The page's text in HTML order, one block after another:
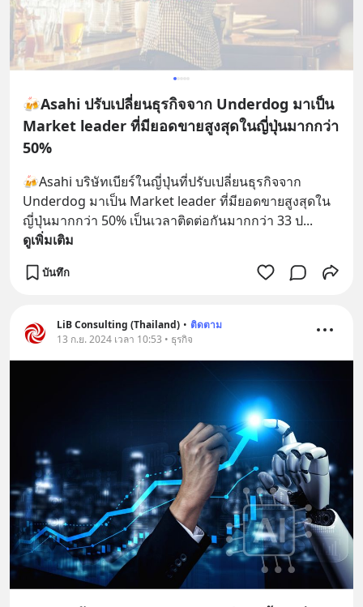
🍻Asahi ปรับเปลี่ยนธุรกิจจาก Underdog มาเป็น
Market leader ที่มียอดขายสูงสุดในญี่ปุ่นมากกว่า
50%
🍻Asahi บริษัทเบียร์ในญี่ปุ่นที่ปรับเปลี่ยนธุรกิจจาก
Underdog มาเป็น Market leader ที่มียอดขายสูงสุดใน
ญี่ปุ่นมากกว่า 50% เป็นเวลาติดต่อกันมากกว่า 33 ป...
ดูเพิ่มเติม
บันทึก
LiB Consulting (Thailand) • ติดตาม
13 ก.ย. 2024 เวลา 10:53 • ธุรกิจ